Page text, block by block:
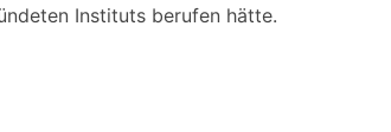
Instituts berufen hätte.